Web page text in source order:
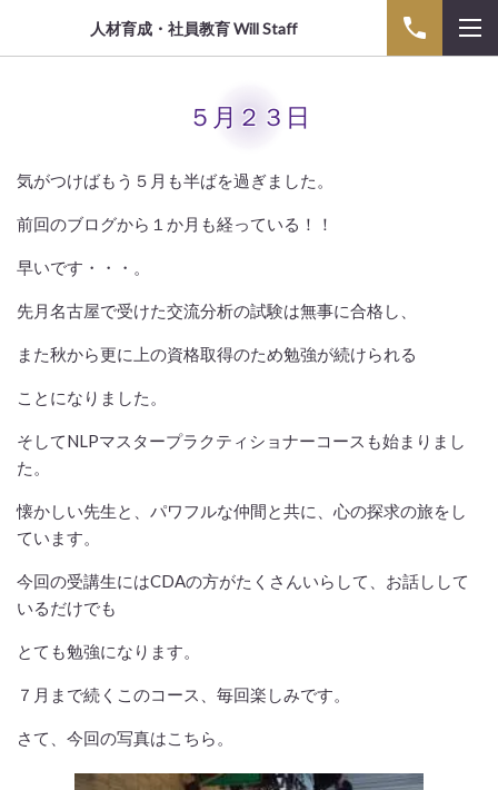
人材育成・社員教育 Will Staff
５月２３日
気がつけばもう５月も半ばを過ぎました。
前回のブログから１か月も経っている！！
早いです・・・。
先月名古屋で受けた交流分析の試験は無事に合格し、
また秋から更に上の資格取得のため勉強が続けられる
ことになりました。
そしてNLPマスタープラクティショナーコースも始まりまし
た。
懐かしい先生と、パワフルな仲間と共に、心の探求の旅をし
ています。
今回の受講生にはCDAの方がたくさんいらして、お話しして
いるだけでも
とても勉強になります。
７月まで続くこのコース、毎回楽しみです。
さて、今回の写真はこちら。